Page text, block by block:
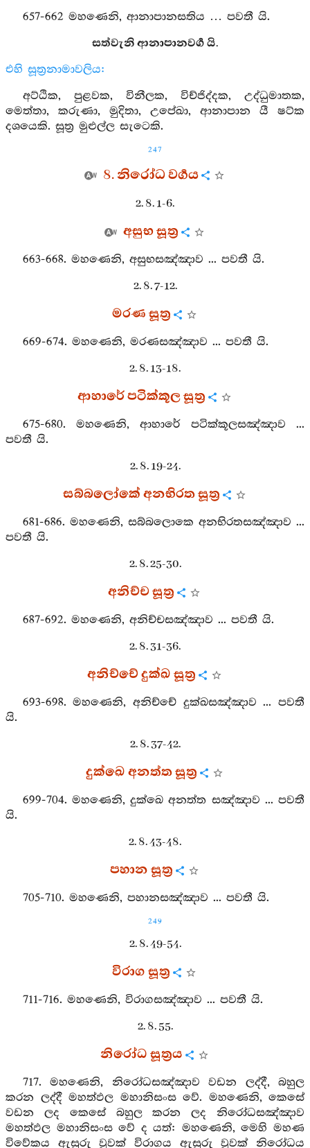
657-662 මහණෙනි, ආනාපානසතිය … පවතී යි.
සත්වැනි ආනාපානවර්‍ග යි.
එහි සූත්‍රනාමාවලිය:
අට්ඨික, පුළවක, විනීලක, විච්ජිද්දක, උද්ධුමාතක,
මෙත්තා, කරුණා, මුදිතා, උපේඛා, ආනාපාන යී ෂට්ක
දශයෙකි. සූත්‍ර මුළුල්ල සැටෙකි.
247
8. නිරෝධ වර්‍ගය
2. 8. 1-6.
අසුභ සූත්‍ර
663-668. මහණෙනි, අසුභසඤ්ඤාව ... පවතී යි.
2. 8. 7-12.
මරණ සූත්‍ර
669-674. මහණෙනි, මරණසඤ්ඤාව ... පවතී යි.
2. 8. 13-18.
ආහාරේ පටික්කූල සූත්‍ර
675-680. මහණෙනි, ආහාරේ පටික්කූලසඤ්ඤාව ...
පවතී යි.
2. 8. 19-24.
සබ්බලෝකේ අනභිරත සූත්‍ර
681-686. මහණෙනි, සබ්බලොකෙ අනභිරතසඤ්ඤාව ...
පවතී යි.
2. 8. 25-30.
අනිච්ච සූත්‍ර
687-692. මහණෙනි, අනිච්චසඤ්ඤාව ... පවතී යි.
2. 8. 31-36.
අනිච්චේ දුක්ඛ සූත්‍ර
693-698. මහණෙනි, අනිච්චේ දුක්ඛසඤ්ඤාව ... පවතී
යි.
2. 8. 37-42.
දුක්ඛෙ අනත්ත සූත්‍ර
699-704. මහණෙනි, දුක්ඛෙ අනත්ත සඤ්ඤාව ... පවතී
යි.
2. 8. 43-48.
පහාන සූත්‍ර
705-710. මහණෙනි, පහානසඤ්ඤාව ... පවතී යි.
249
2. 8. 49-54.
විරාග සූත්‍ර
711-716. මහණෙනි, විරාගසඤ්ඤාව ... පවතී යි.
2. 8. 55.
නිරෝධ සූත්‍රය
717. මහණෙනි, නිරෝධසඤ්ඤාව වඩන ලද්දී, බහුල
කරන ලද්දී මහත්ඵල මහානිසංස වේ. මහණෙනි, කෙසේ
වඩන ලද කෙසේ බහුල කරන ලද නිරෝධසඤ්ඤාව
මහත්ඵල මහානිසංස වේ ද යත්: මහණෙනි, මෙහි මහණ
විවේකය ඇසුරු වූවක් විරාගය ඇසුරු වූවක් නිරෝධය